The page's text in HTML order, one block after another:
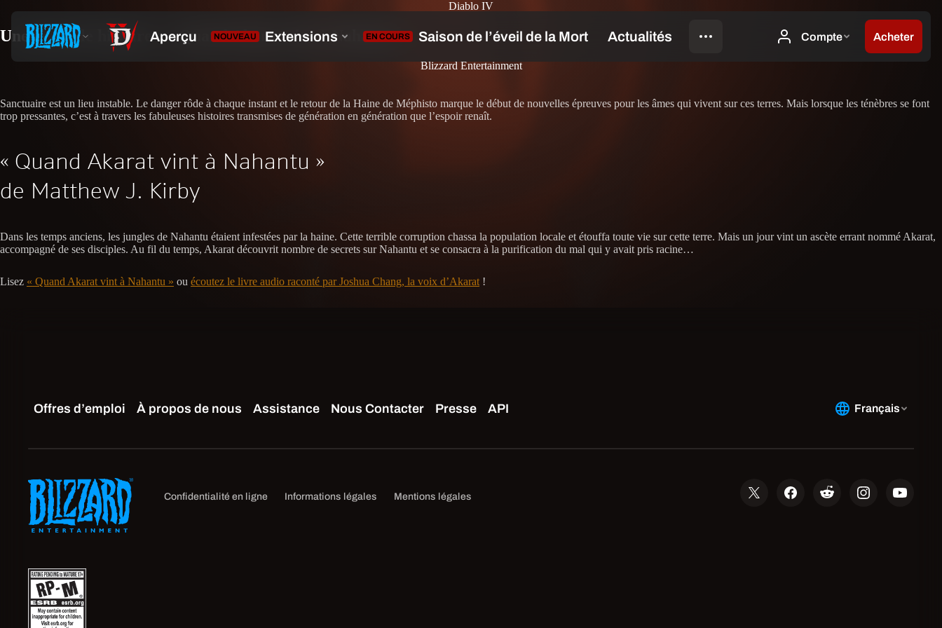
Diablo IV
Une nouvelle histoire : « Quand Akarat vint à Nahantu »
Blizzard Entertainment
Sanctuaire est un lieu instable. Le danger rôde à chaque instant et le retour de la Haine de Méphisto marque le début de nouvelles épreuves pour les âmes qui vivent sur ces terres. Mais lorsque les ténèbres se font
trop pressantes, c’est à travers les fabuleuses histoires transmises de génération en génération que l’espoir renaît.
« Quand Akarat vint à Nahantu »
de Matthew J. Kirby
Dans les temps anciens, les jungles de Nahantu étaient infestées par la haine. Cette terrible corruption chassa la population locale et étouffa toute vie sur cette terre. Mais un jour vint un ascète errant nommé Akarat,
accompagné de ses disciples. Au fil du temps, Akarat découvrit nombre de secrets sur Nahantu et se consacra à la purification du mal qui y avait pris racine…
Lisez « Quand Akarat vint à Nahantu » ou écoutez le livre audio raconté par Joshua Chang, la voix d’Akarat !